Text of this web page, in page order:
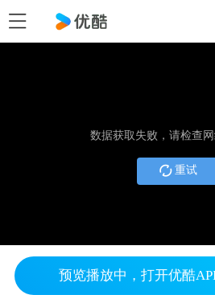
数据获取失败，请检查
重试
预览播放中，打开优酷